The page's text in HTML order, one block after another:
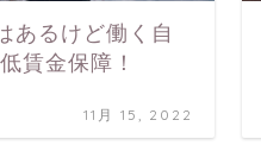
あるけど働く自
賃金保障！
11月 15, 2022